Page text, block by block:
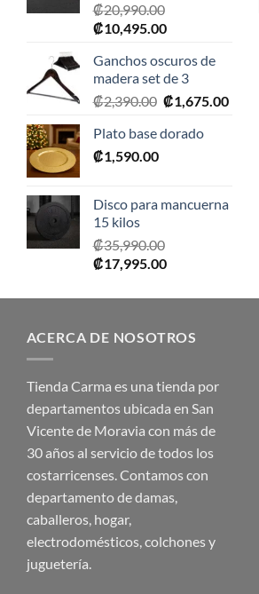
₡20,990.00
El
original
era:
₡20,990.00.
₡10,495.00El
actual
es:
₡10,495.00.
Ganchos oscuros de
madera set de 3
₡2,390.00 El
original
₡1,675.00El
Plato base dorado
₡1,590.00
Disco para mancuerna
15 kilos
₡35,990.00
El
original
₡35,990.00.
₡17,995.00El
actual
₡17,995.00.
ACERCA DE NOSOTROS
Tienda Carma es una tienda por
departamentos ubicada en San
Vicente de Moravia con más de
30 años al servicio de todos los
costarricenses. Contamos con
departamento de damas,
caballeros, hogar,
electrodomésticos, colchones y
juguetería.